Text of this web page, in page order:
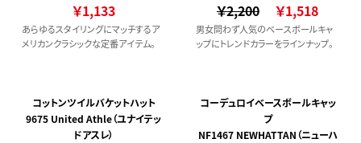
￥1,133
あらゆるスタイリングにマッチするア
メリカンクラシックな定番アイテム。
￥2,200 ￥1,518
男女問わず人気のベースボールキャ
ップにトレンドカラーをラインナップ。
コットンツイルバケットハット
9675 United Athle（ユナイテッ
ドアスレ）
コーデュロイベースボールキャッ
プ
NF1467 NEWHATTAN（ニューハ